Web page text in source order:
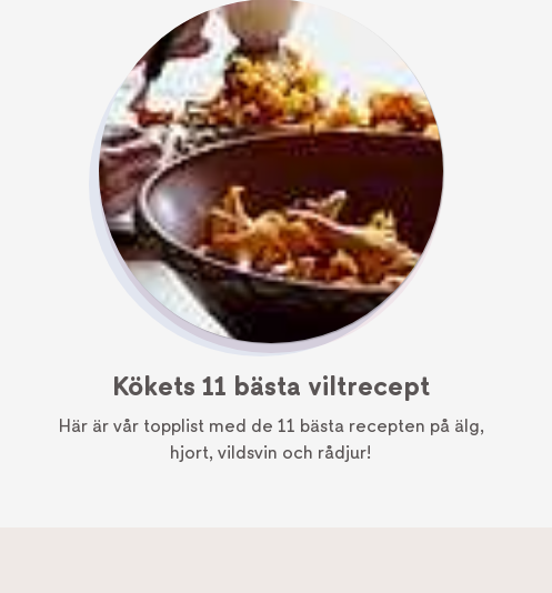
Kökets 11 bästa viltrecept
Här är vår topplist med de 11 bästa recepten på älg,
hjort, vildsvin och rådjur!